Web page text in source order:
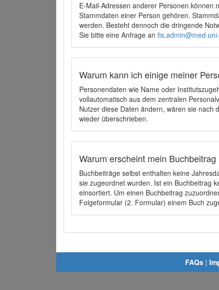
E-Mail-Adressen anderer Personen können
Stammdaten einer Person gehören.
werden. Besteht dennoch die dringende
Sie bitte eine Anfrage an
Warum kann ich einige meiner
Personendaten wie Name oder
vollautomatisch aus dem zentralen
Nutzer diese Daten ändern, wären sie
wieder überschrieben.
Warum erscheint mein
Buchbeiträge selbst enthalten keine
sie zugeordnet wurden. Ist ein Buchbeitrag
einsortiert. Um einen Buchbeitrag
Folgeformular (2. Formular) einem Buch
FAQs |